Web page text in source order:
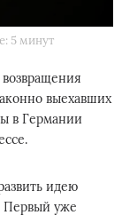
5 минут
выехавших
в Германии
идею
Первый уже